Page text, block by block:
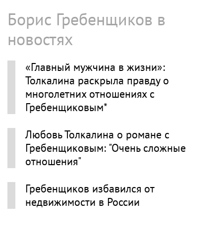
Борис Гребенщиков в
новостях
«Главный мужчина в жизни»:
Толкалина раскрыла правду о
многолетних отношениях с
Гребенщиковым*
Любовь Толкалина о романе с
Гребенщиковым: "Очень сложные
отношения"
Гребенщиков избавился от
недвижимости в России